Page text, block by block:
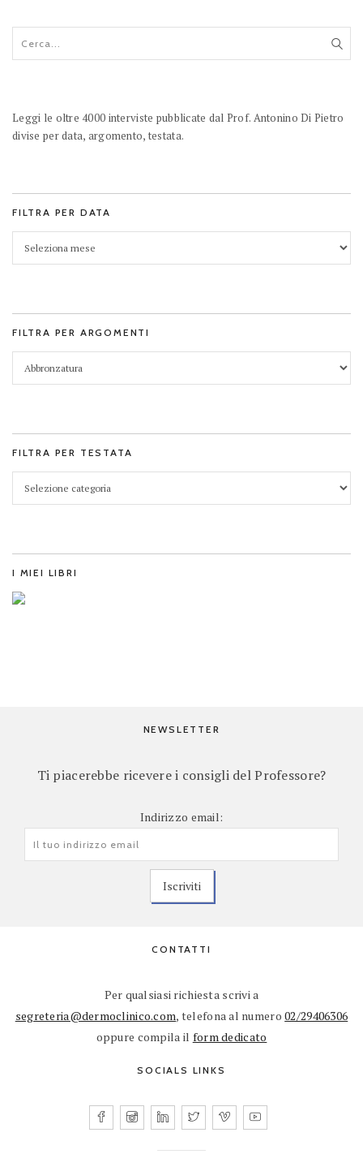
Leggi le oltre 4000 interviste pubblicate dal Prof. Antonino Di Pietro
divise per data, argomento, testata.
FILTRA PER DATA
FILTRA PER ARGOMENTI
FILTRA PER TESTATA
I MIEI LIBRI
NEWSLETTER
Ti piacerebbe ricevere i consigli del Professore?
Indirizzo email:
CONTATTI
Per qualsiasi richiesta scrivi a
segreteria@dermoclinico.com, telefona al numero02/29406306
oppure compila il form dedicato
SOCIALS LINKS